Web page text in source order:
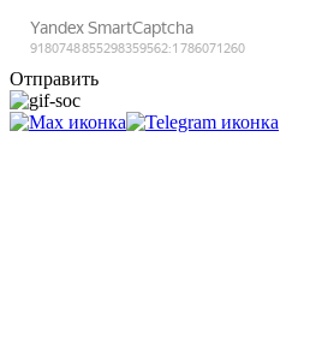
Отправить